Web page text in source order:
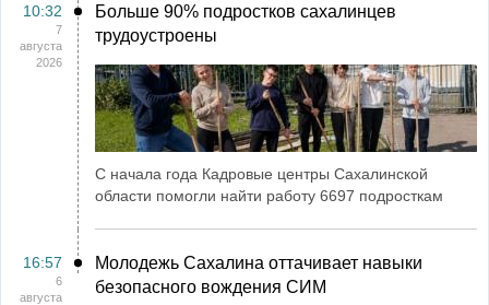
10:32
7
августа
2026
Больше 90% подростков сахалинцев
трудоустроены
С начала года Кадровые центры Сахалинской
области помогли найти работу 6697 подросткам
16:57
6
августа
Молодежь Сахалина оттачивает навыки
безопасного вождения СИМ